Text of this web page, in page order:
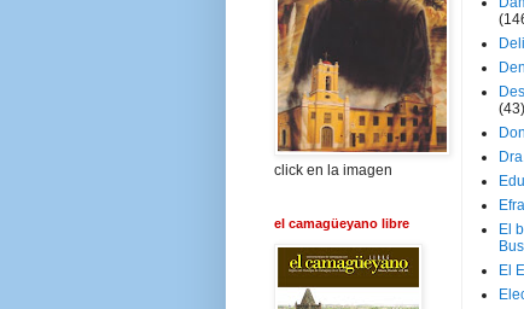
click en la imagen
el camagüeyano libre
(43)
El
El